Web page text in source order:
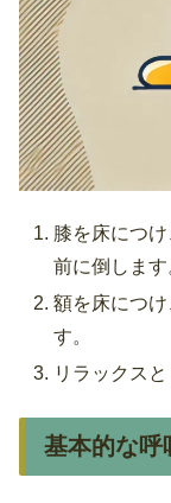
膝を床につ
前に倒します
額を床につ
す。
リラックス
基本的な呼